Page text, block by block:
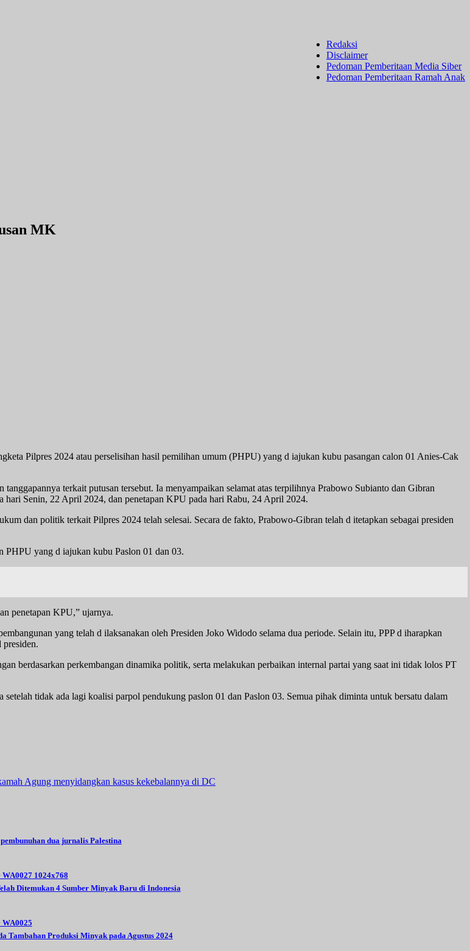
Redaksi
Disclaimer
Pedoman Pemberitaan Media Siber
Pedoman Pemberitaan Ramah Anak
MK
Pilpres 2024 atau perselisihan hasil pemilihan umum (PHPU) yang d iajukan kubu pasangan calon 01 Anies-Cak
terkait putusan tersebut. Ia menyampaikan selamat atas terpilihnya Prabowo Subianto dan Gibran
hari Senin, 22 April 2024, dan penetapan KPU pada hari Rabu, 24 April 2024.
dan politik terkait Pilpres 2024 telah selesai. Secara de fakto, Prabowo-Gibran telah d itetapkan sebagai presiden
PHPU yang d iajukan kubu Paslon 01 dan 03.
penetapan KPU,” ujarnya.
yang telah d ilaksanakan oleh Presiden Joko Widodo selama dua periode. Selain itu, PPP d iharapkan
berdasarkan perkembangan dinamika politik, serta melakukan perbaikan internal partai yang saat ini tidak lolos PT
tidak ada lagi koalisi parpol pendukung paslon 01 dan Paslon 03. Semua pihak diminta untuk bersatu dalam
Agung menyidangkan kasus kekebalannya di DC
dua jurnalis Palestina
Ditemukan 4 Sumber Minyak Baru di Indonesia
Tambahan Produksi Minyak pada Agustus 2024